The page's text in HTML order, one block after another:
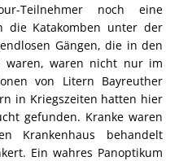
Teilnehmer noch eine
die Katakomben unter der
Gängen, die in den
waren, waren nicht nur im
von Litern Bayreuther
in Kriegszeiten hatten hier
gefunden. Kranke waren
Krankenhaus behandelt
Ein wahres Panoptikum